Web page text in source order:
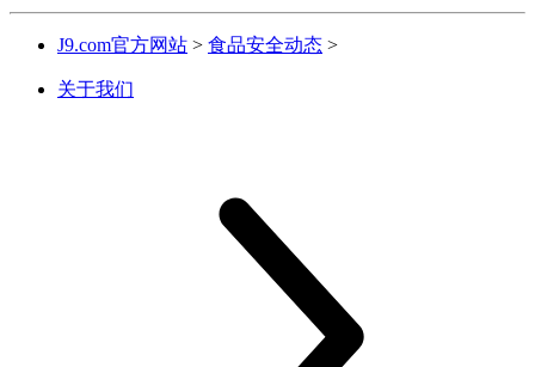
J9.com官方网站 > 食品安全动态 >
关于我们